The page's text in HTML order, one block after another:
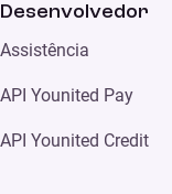
Desenvolvedor
Assistência
API Younited Pay
API Younited Credit